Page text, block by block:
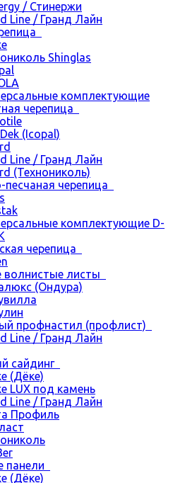
/ Стинержи
Line / Гранд Лайн
Shinglas
комплектующие
черепица
(Icopal)
Line / Гранд Лайн
(Технониколь)
черепица
комплектующие D-
черепица
волнистые листы
(Ондура)
профнастил (профлист)
Line / Гранд Лайн
сайдинг
(Дёке)
LUX под камень
Line / Гранд Лайн
Профиль
панели
(Дёке)